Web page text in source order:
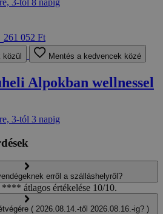
3-tól 8 napig
261 052 Ft
Mentés a kedvencek közé
Alpokban wellnessel
3-tól 3 napig
erről a szálláshelyről?
átlagos értékelése 10/10.
( 2026.08.14.-től 2026.08.16.-ig? )